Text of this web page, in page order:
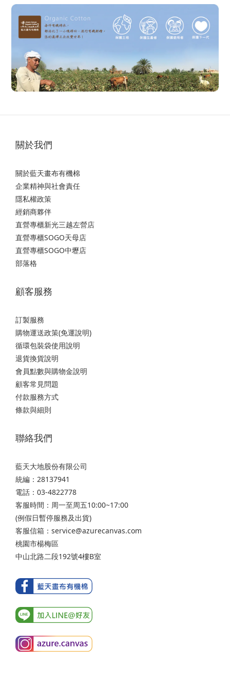
關於我們
關於藍天畫布有機棉
企業精神與社會責任
隱私權政策
經銷商夥伴
直營專櫃新光三越左營店
直營專櫃SOGO天母店
直營專櫃SOGO中壢店
部落格
顧客服務
訂製服務
購物運送政策(免運說明)
循環包裝袋使用說明
退貨換貨說明
會員點數與購物金說明
顧客常見問題
付款服務方式
條款與細則
聯絡我們
藍天大地股份有限公司
統編：28137941
電話：03-4822778
客服時間：周一至周五10:00~17:00
(例假日暫停服務及出貨)
客服信箱：service@azurecanvas.com
桃園市楊梅區
中山北路二段192號4樓B室